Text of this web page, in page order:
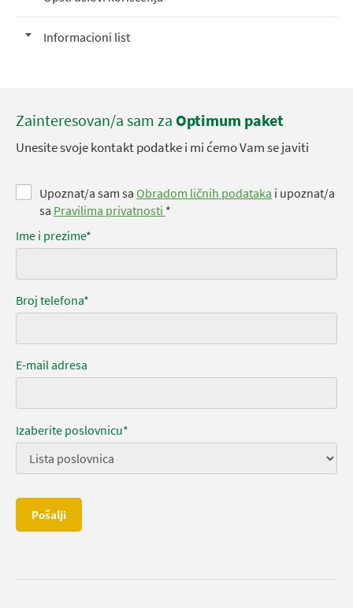
Informacioni list
Zainteresovan/a sam za Optimum paket
Unesite svoje kontakt podatke i mi ćemo Vam se javiti
Upoznat/a sam sa Obradom ličnih podataka i upoznat/a
sa Pravilima privatnosti *
Ime i prezime*
Broj telefona*
E-mail adresa
Izaberite poslovnicu*
Pošalji